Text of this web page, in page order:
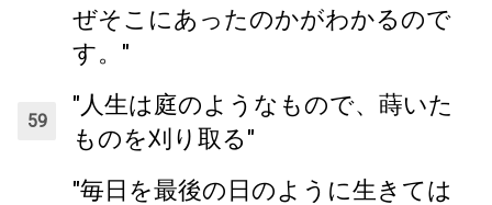
ぜそこにあったのかがわかるので
す。"
"人生は庭のようなもので、蒔いた
ものを刈り取る"
"毎日を最後の日のように生きては